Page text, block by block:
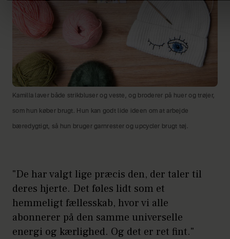
Kamilla laver både strikbluser og veste, og broderer på huer og trøjer,
som hun køber brugt. Hun kan godt lide ideen om at arbejde
bæredygtigt, så hun bruger garnrester og upcycler brugt tøj.
"De har valgt lige præcis den, der taler til
deres hjerte. Det føles lidt som et
hemmeligt fællesskab, hvor vi alle
abonnerer på den samme universelle
energi og kærlighed. Og det er ret fint."